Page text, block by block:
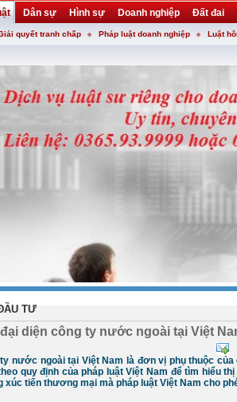
Dân sự Hình sự Doanh nghiệp Đất đai
quyết tranh chấp Pháp luật doanh nghiệp Luật
TƯ
diện công ty nước ngoài tại Việt
nước ngoài tại Việt Nam là đơn vị phụ thuộc của
quy định của pháp luật Việt Nam để tìm hiểu
xúc tiến thương mại mà pháp luật Việt Nam cho